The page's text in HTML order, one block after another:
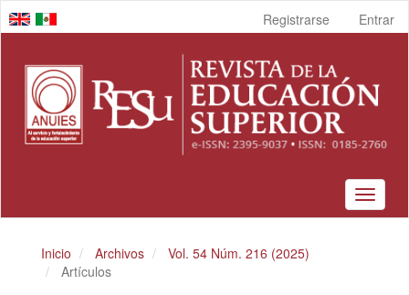
Navegación
principal
principal
Barra
lateral
Registrarse Entrar
Toggle
Inicio Archivos
Vol. 54 Núm. 216 (2025)
Artículos